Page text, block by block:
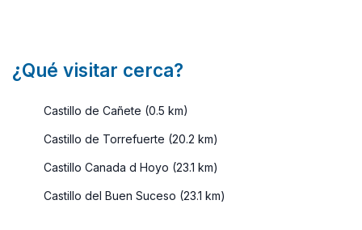
¿Qué visitar cerca?
Castillo de Cañete (0.5 km)
Castillo de Torrefuerte (20.2 km)
Castillo Canada d Hoyo (23.1 km)
Castillo del Buen Suceso (23.1 km)